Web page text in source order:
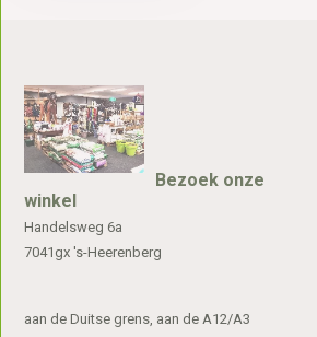
Bezoek onze
winkel
Handelsweg 6a
7041gx 's-Heerenberg
aan de Duitse grens, aan de A12/A3